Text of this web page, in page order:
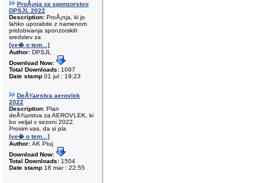
ProÅ¡nja za sponzorstvo
DPSJL 2022
Description: ProÅ¡nja, ki jo
lahko uporabite z namenom
pridobivanja sponzorskih
sredstev za
[ve� o tem...]
Author: DPSJL
Download Now:
Total Downloads: 1097
Date stamp 01 jul : 19:23
DeÅ¾urstva aerovlek
2022
Description: Plan
deÅ¾urstva za AEROVLEK, ki
bo veljal v sezoni 2022.
Prosim vas, da si pla
[ve� o tem...]
Author: AK Ptuj
Download Now:
Total Downloads: 1504
Date stamp 18 mar : 22:55